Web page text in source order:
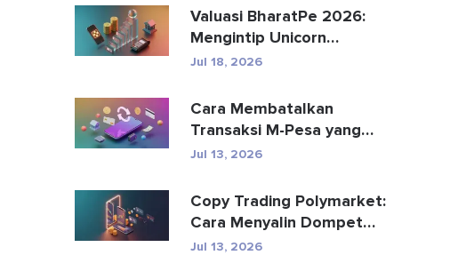
Valuasi BharatPe 2026:
Mengintip Unicorn
Fintech Senilai $2,85 Mil...
Jul 18, 2026
Cara Membatalkan
Transaksi M-Pesa yang
Terkirim Secara Tidak
Jul 13, 2026
Copy Trading Polymarket:
Cara Menyalin Dompet
Teratas dengan Aman
Jul 13, 2026